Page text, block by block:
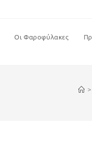
Οι Φαροφύλακες
>